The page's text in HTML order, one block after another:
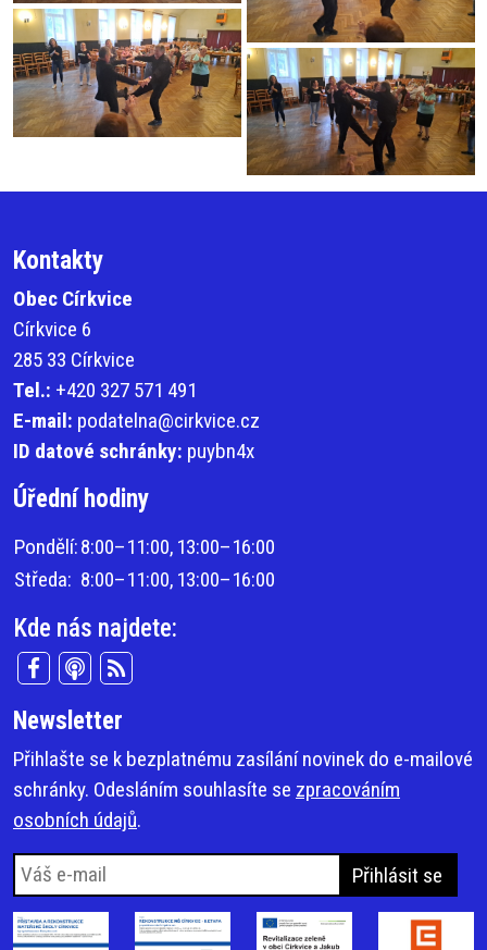
Kontakty
Obec Církvice
Církvice 6
285 33 Církvice
Tel.: +420 327 571 491
E-mail: podatelna@cirkvice.cz
ID datové schránky: puybn4x
Úřední hodiny
Pondělí:8:00–11:00, 13:00–16:00
Středa: 8:00–11:00, 13:00–16:00
Kde nás najdete:
Newsletter
Přihlašte se k bezplatnému zasílání novinek do e-mailové
schránky. Odesláním souhlasíte se zpracováním
osobních údajů.